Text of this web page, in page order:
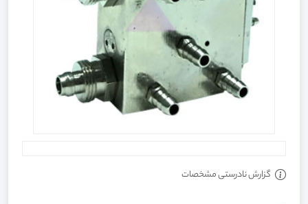
گزارش نادرستی مشخصات